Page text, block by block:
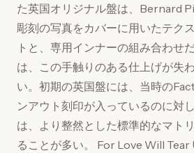
た英国オリジナル盤は、Bernard
彫刻の写真をカバーに用いたテク
トと、専用インナーの組み合わせ
は、この手触りのある仕上げが失
い。初期の英国盤には、当時の
ンアウト刻印が入っているのに対
は、より整然とした標準的なマト
ることが多い。 For Love Will